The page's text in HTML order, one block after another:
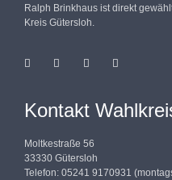
Ralph Brinkhaus ist direkt
Kreis Gütersloh.
Kontakt
Moltkestraße 56
33330 Gütersloh
Telefon: 05241 9170931